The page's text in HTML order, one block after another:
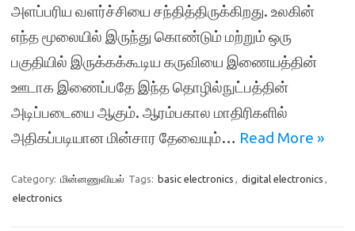
அளப்பரிய வளர்ச்சியை சந்தித்திருக்கிறது. உலகின்
எந்த மூலையில் இருந்து கொண்டும் மற்றும் ஒரு
பகுதியில் இருக்கக்கூடிய கருவியை இணையத்தின்
ஊடாக இணைப்பதே இந்த தொழில்நுட்பத்தின்
அடிப்படையை ஆகும். ஆரம்பகால மாதிரிகளில்
அதிகப்படியான மின்சார தேவையும்… Read More »
Category: மின்னணுவியல் Tags: basic electronics , digital electronics ,
electronics